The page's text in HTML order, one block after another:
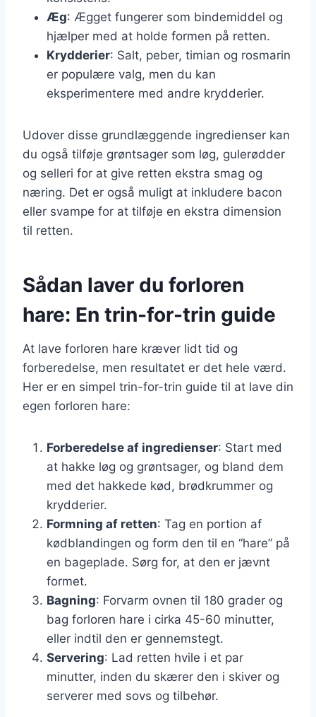
Æg: Ægget fungerer som bindemiddel og
hjælper med at holde formen på retten.
Krydderier: Salt, peber, timian og rosmarin
er populære valg, men du kan
eksperimentere med andre krydderier.
Udover disse grundlæggende ingredienser kan
du også tilføje grøntsager som løg, gulerødder
og selleri for at give retten ekstra smag og
næring. Det er også muligt at inkludere bacon
eller svampe for at tilføje en ekstra dimension
til retten.
Sådan laver du forloren
hare: En trin-for-trin guide
At lave forloren hare kræver lidt tid og
forberedelse, men resultatet er det hele værd.
Her er en simpel trin-for-trin guide til at lave din
egen forloren hare:
Forberedelse af ingredienser: Start med
at hakke løg og grøntsager, og bland dem
med det hakkede kød, brødkrummer og
krydderier.
Formning af retten: Tag en portion af
kødblandingen og form den til en “hare” på
en bageplade. Sørg for, at den er jævnt
formet.
Bagning: Forvarm ovnen til 180 grader og
bag forloren hare i cirka 45-60 minutter,
eller indtil den er gennemstegt.
Servering: Lad retten hvile i et par
minutter, inden du skærer den i skiver og
serverer med sovs og tilbehør.